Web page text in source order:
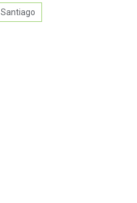
Santiago